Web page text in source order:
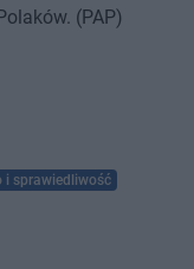
(PAP)
i sprawiedliwość